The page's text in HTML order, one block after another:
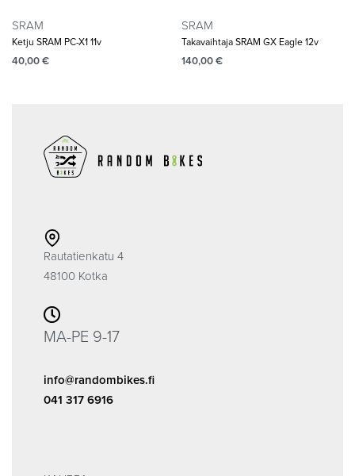
SRAM
Ketju SRAM PC-X1 11v
40,00€
SRAM
Takavaihtaja SRAM GX Eagle 12v
140,00€
Rautatienkatu 4
48100 Kotka
MA-PE 9-17
info@randombikes.fi
041 317 6916